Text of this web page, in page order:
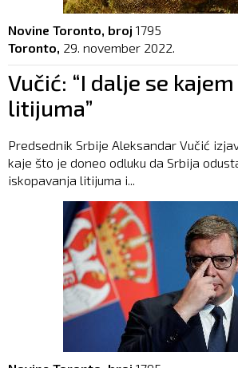
Novine Toronto, broj 1795
Toronto, 29. november 2022.
Vučić: “I dalje se
litijuma”
Predsednik Srbije Aleksandar Vučić
kaje što je doneo odluku da Srbija
iskopavanja litijuma i...